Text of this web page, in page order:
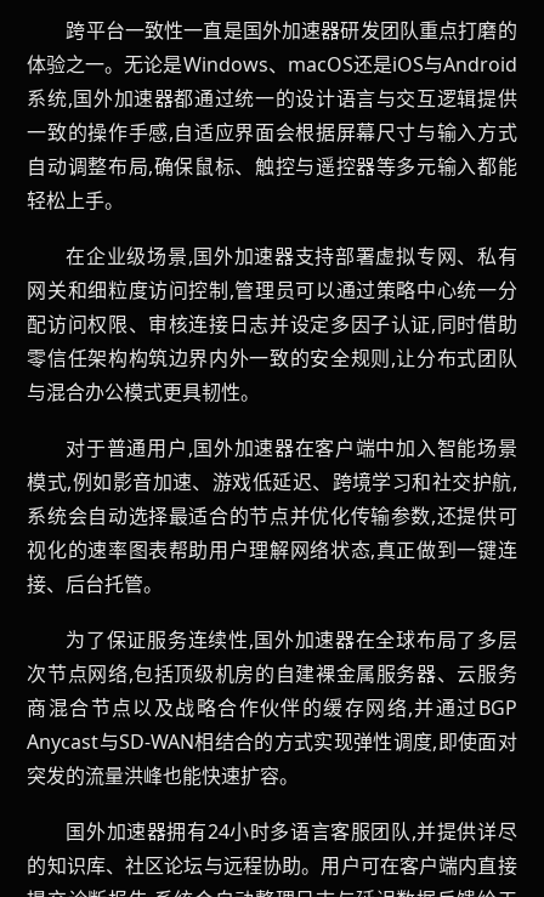
跨平台一致性一直是国外加速器研发团队重点打磨的
体验之一。无论是Windows、macOS还是iOS与Android
系统,国外加速器都通过统一的设计语言与交互逻辑提供
一致的操作手感,自适应界面会根据屏幕尺寸与输入方式
自动调整布局,确保鼠标、触控与遥控器等多元输入都能
轻松上手。
在企业级场景,国外加速器支持部署虚拟专网、私有
网关和细粒度访问控制,管理员可以通过策略中心统一分
配访问权限、审核连接日志并设定多因子认证,同时借助
零信任架构构筑边界内外一致的安全规则,让分布式团队
与混合办公模式更具韧性。
对于普通用户,国外加速器在客户端中加入智能场景
模式,例如影音加速、游戏低延迟、跨境学习和社交护航,
系统会自动选择最适合的节点并优化传输参数,还提供可
视化的速率图表帮助用户理解网络状态,真正做到一键连
接、后台托管。
为了保证服务连续性,国外加速器在全球布局了多层
次节点网络,包括顶级机房的自建裸金属服务器、云服务
商混合节点以及战略合作伙伴的缓存网络,并通过BGP
Anycast与SD-WAN相结合的方式实现弹性调度,即使面对
突发的流量洪峰也能快速扩容。
国外加速器拥有24小时多语言客服团队,并提供详尽
的知识库、社区论坛与远程协助。用户可在客户端内直接